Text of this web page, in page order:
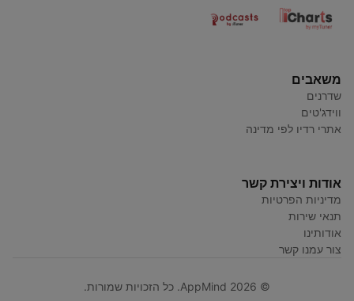
משאבים
שדרנים
ווידג'טים
אתרי רדיו לפי מדינה
אודות ויצירת קשר
מדיניות הפרטיות
תנאי שירות
אודותינו
צור עמנו קשר
© AppMind 2026. כל הזכויות שמורות.